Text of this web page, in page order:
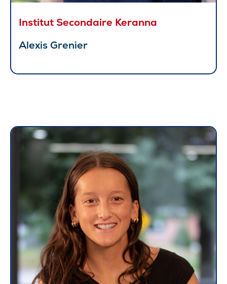
Institut Secondaire Keranna
Alexis Grenier